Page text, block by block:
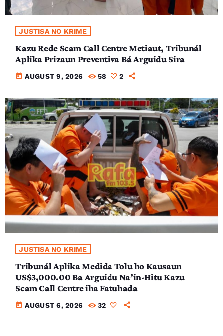
JUSTISA NO KRIME
Kazu Rede Scam Call Centre Metiaut, Tribunál
Aplika Prizaun Preventiva Bá Arguidu Sira
today AUGUST 9, 2026 58 2
JUSTISA NO KRIME
Tribunál Aplika Medida Tolu ho Kausaun
US$3,000.00 Ba Arguidu Na’in-Hitu Kazu
Scam Call Centre iha Fatuhada
today AUGUST 6, 2026 32